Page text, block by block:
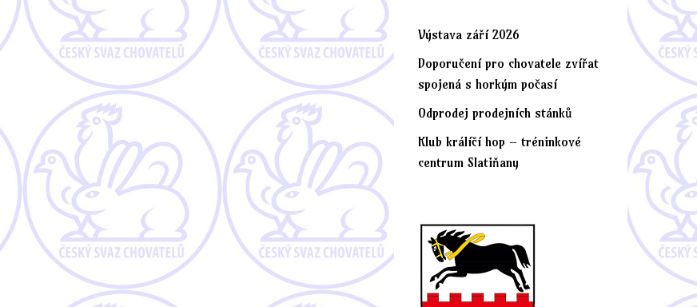
Výstava září 2026
Doporučení pro chovatele zvířat
spojená s horkým počasí
Odprodej prodejních stánků
Klub králíčí hop – tréninkové
centrum Slatiňany